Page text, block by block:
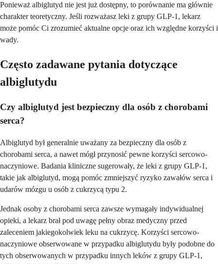
Ponieważ albiglutyd nie jest już dostępny, to porównanie ma głównie
charakter teoretyczny. Jeśli rozważasz leki z grupy GLP-1, lekarz
może pomóc Ci zrozumieć aktualne opcje oraz ich względne korzyści i
wady.
Często zadawane pytania dotyczące
albiglutydu
Czy albiglutyd jest bezpieczny dla osób z chorobami
serca?
Albiglutyd był generalnie uważany za bezpieczny dla osób z
chorobami serca, a nawet mógł przynosić pewne korzyści sercowo-
naczyniowe. Badania kliniczne sugerowały, że leki z grupy GLP-1,
takie jak albiglutyd, mogą pomóc zmniejszyć ryzyko zawałów serca i
udarów mózgu u osób z cukrzycą typu 2.
Jednak osoby z chorobami serca zawsze wymagały indywidualnej
opieki, a lekarz brał pod uwagę pełny obraz medyczny przed
zaleceniem jakiegokolwiek leku na cukrzycę. Korzyści sercowo-
naczyniowe obserwowane w przypadku albiglutydu były podobne do
tych obserwowanych w przypadku innych leków z grupy GLP-1,